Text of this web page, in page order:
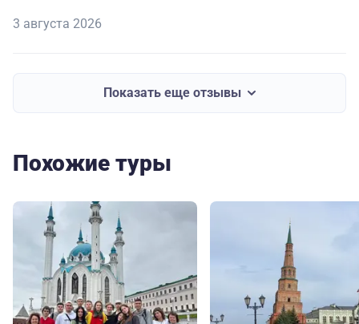
3 августа 2026
Показать еще отзывы
Похожие туры